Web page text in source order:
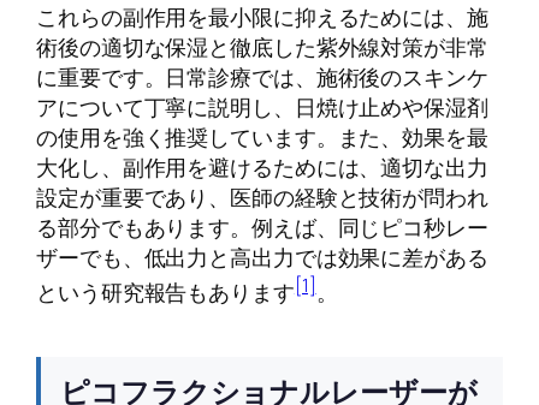
これらの副作用を最小限に抑えるためには、施
術後の適切な保湿と徹底した紫外線対策が非常
に重要です。日常診療では、施術後のスキンケ
アについて丁寧に説明し、日焼け止めや保湿剤
の使用を強く推奨しています。また、効果を最
大化し、副作用を避けるためには、適切な出力
設定が重要であり、医師の経験と技術が問われ
る部分でもあります。例えば、同じピコ秒レー
ザーでも、低出力と高出力では効果に差がある
という研究報告もあります[1]。
ピコフラクショナルレーザーが